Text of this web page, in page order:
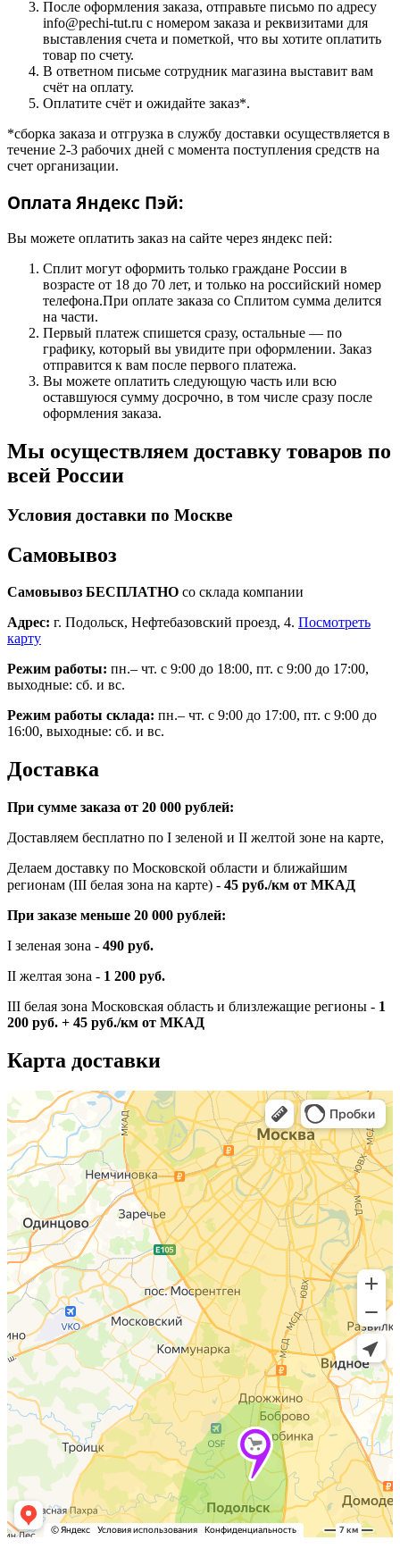
После оформления заказа, отправьте письмо по адресу
info@pechi-tut.ru с номером заказа и реквизитами для
выставления счета и пометкой, что вы хотите оплатить
товар по счету.
В ответном письме сотрудник магазина выставит вам
счёт на оплату.
Оплатите счёт и ожидайте заказ*.
*сборка заказа и отгрузка в службу доставки осуществляется в
течение 2-3 рабочих дней с момента поступления средств на
счет организации.
Оплата Яндекс Пэй:
Вы можете оплатить заказ на сайте через яндекс пей:
Сплит могут оформить только граждане России в
возрасте от 18 до 70 лет, и только на российский номер
телефона.При оплате заказа со Сплитом сумма делится
на части.
Первый платеж спишется сразу, остальные — по
графику, который вы увидите при оформлении. Заказ
отправится к вам после первого платежа.
Вы можете оплатить следующую часть или всю
оставшуюся сумму досрочно, в том числе сразу после
оформления заказа.
Мы осуществляем доставку товаров по
всей России
Условия доставки по Москве
Самовывоз
Самовывоз БЕСПЛАТНО со склада компании
Адрес: г. Подольск, Нефтебазовский проезд, 4. Посмотреть
карту
Режим работы: пн.– чт. с 9:00 до 18:00, пт. с 9:00 до 17:00,
выходные: сб. и вс.
Режим работы склада: пн.– чт. с 9:00 до 17:00, пт. с 9:00 до
16:00, выходные: сб. и вс.
Доставка
При сумме заказа от 20 000 рублей:
Доставляем бесплатно по I зеленой и II желтой зоне на карте,
Делаем доставку по Московской области и ближайшим
регионам (III белая зона на карте) - 45 руб./км от МКАД
При заказе меньше 20 000 рублей:
I зеленая зона - 490 руб.
II желтая зона - 1 200 руб.
III белая зона Московская область и близлежащие регионы - 1
200 руб. + 45 руб./км от МКАД
Карта доставки